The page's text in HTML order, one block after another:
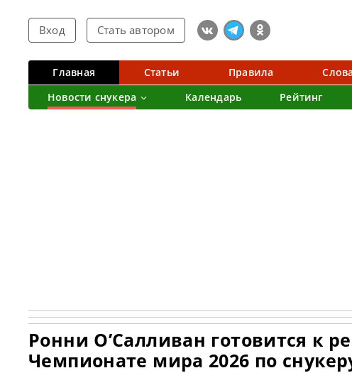
Вход Стать автором
Главная Статьи Правила
Новости снукера
Календарь Рейтинг
Ронни О’Салливан готовится к
Чемпионате мира 2026 по